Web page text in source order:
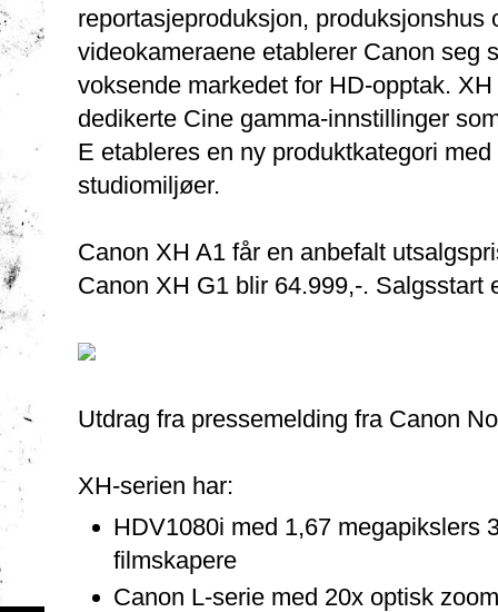
reportasjeproduksjon,
videokameraene etablerer Canon seg
voksende markedet for HD-opptak.
dedikerte Cine gamma-innstillinger
E etableres en ny produktkategori
studiomiljøer.
Canon XH A1 får en anbefalt
Canon XH G1 blir 64.999,-. Salgsstart
Utdrag fra pressemelding fra Canon
XH-serien har:
HDV1080i med 1,67 megapikslers
filmskapere
Canon L-serie med 20x optisk